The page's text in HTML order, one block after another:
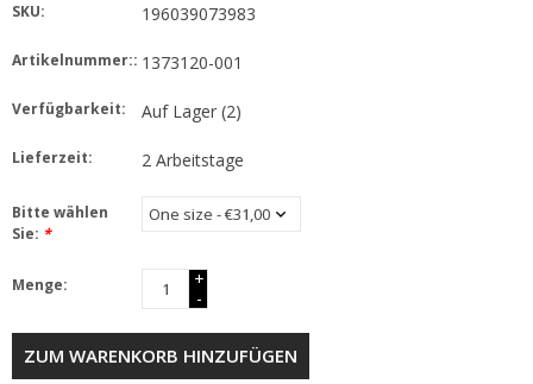
SKU: 196039073983
Artikelnummer:: 1373120-001
Verfügbarkeit: Auf Lager(2)
Lieferzeit: 2 Arbeitstage
Bitte wählen
Sie: *
Menge:
+
-
ZUM WARENKORB HINZUFÜGEN